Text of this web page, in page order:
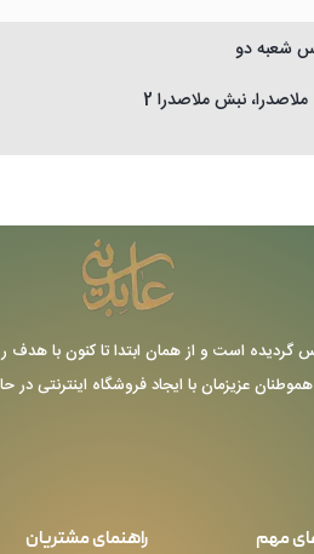
شعبه دو
ملاصدرا، نبش ملاصدرا 2
حاج عباس عابدینی تاسیس گردیده است و از همان
عزیزمان با ایجاد فروشگاه اینترنتی
مهم راهنمای مشتریان